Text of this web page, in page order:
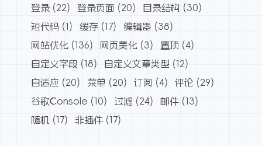
登录 (22) 登录页面 (20) 目录结构 (30)
短代码 (1) 缓存 (17) 编辑器 (38)
网站优化 (136) 网页美化 (3) 置顶 (4)
自定义字段 (18) 自定义文章类型 (12)
自适应 (20) 菜单 (20) 订阅 (4) 评论 (29)
谷歌Console (10) 过滤 (24) 邮件 (13)
随机
(17) 非插件 (17)